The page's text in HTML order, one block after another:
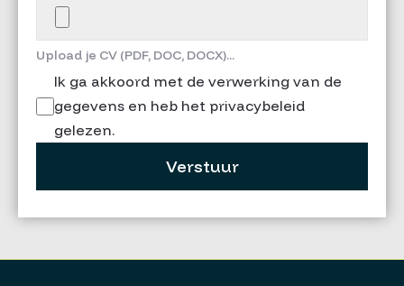
Upload je CV (PDF, DOC, DOCX)...
Ik ga akkoord met de verwerking van de
gegevens en heb het privacybeleid
gelezen.
Verstuur